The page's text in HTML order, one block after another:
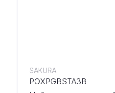
SAKURA
POXPGBSTA3B